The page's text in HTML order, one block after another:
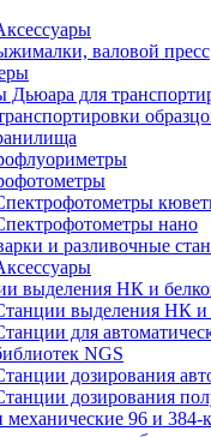
валовой пресс
Дьюара для
нано
и разливочные
выделения НК и
выделения НК и
для
NGS
дозирования
дозирования
механические 96 и 384-